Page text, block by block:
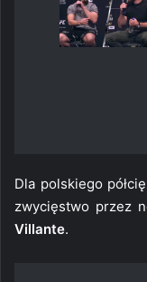
Dla polskiego
zwycięstwo przez
Villante.